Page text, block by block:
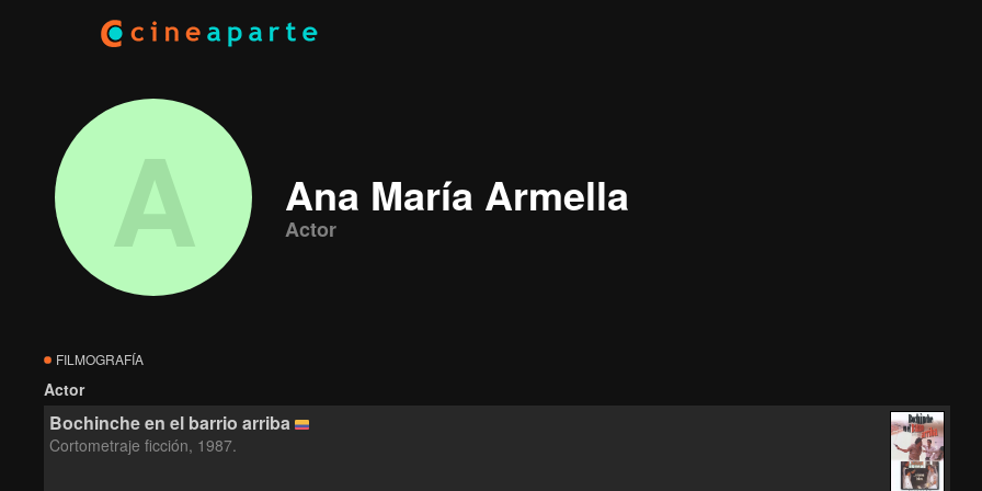
A Ana María Armella
Actor
FILMOGRAFÍA
Actor
Bochinche en el barrio arriba
Cortometraje ficción, 1987.